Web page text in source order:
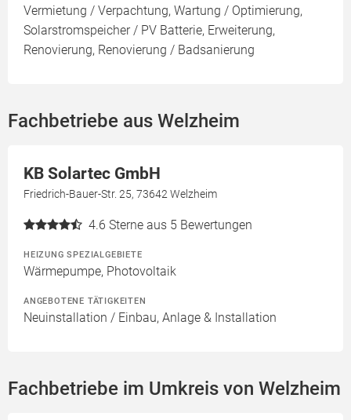
Vermietung / Verpachtung, Wartung / Optimierung,
Solarstromspeicher / PV Batterie, Erweiterung,
Renovierung, Renovierung / Badsanierung
Fachbetriebe aus Welzheim
KB Solartec GmbH
Friedrich-Bauer-Str. 25, 73642 Welzheim
4.6 Sterne aus 5 Bewertungen
HEIZUNG SPEZIALGEBIETE
Wärmepumpe, Photovoltaik
ANGEBOTENE TÄTIGKEITEN
Neuinstallation / Einbau, Anlage & Installation
Fachbetriebe im Umkreis von Welzheim